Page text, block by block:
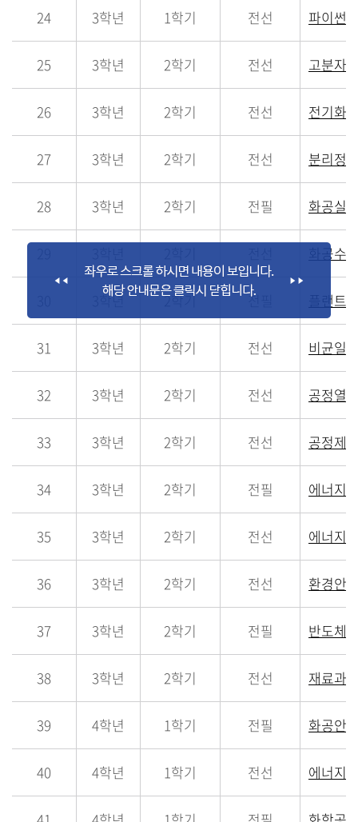
24 3학년 1학기 전선 파이썬
25 3학년 2학기 전선 고분자
26 3학년 2학기 전선 전기화
27 3학년 2학기 전선 분리정
28 3학년 2학기 전필 화공실
화공수
3학년 2학기 전필 플랜트
31 3학년 2학기 전선 비균일
32 3학년 2학기 전선 공정열
33 3학년 2학기 전선 공정제
34 3학년 2학기 전필 에너지
35 3학년 2학기 전선 에너지
36 3학년 2학기 전선 환경안
37 3학년 2학기 전필 반도체
38 3학년 2학기 전선 재료과
39 4학년 1학기 전필 화공안
40 4학년 1학기 전선 에너지